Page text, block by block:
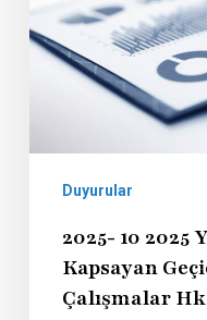
Duyurular
2025- 10 2025
Kapsayan
Çalışmalar